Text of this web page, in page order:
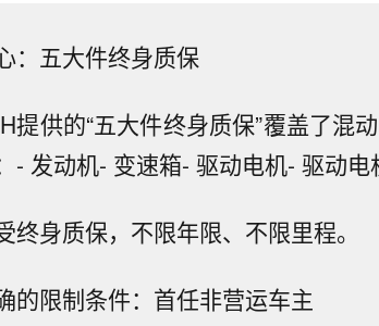
：五大件终身质保
提供的“五大件终身质保”覆盖了混
- 发动机- 变速箱- 驱动电机- 驱动
终身质保，不限年限、不限里程。
的限制条件：首任非营运车主